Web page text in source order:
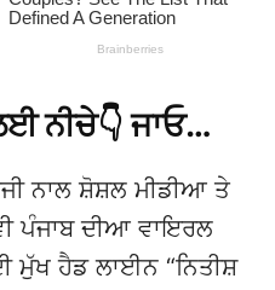
ਨੀਚੇ👇 ਜਾਓ…
ਨਾਲ ਸ਼ੋਸ਼ਲ ਮੀਡੀਆ ਤੇ
ਪੰਜਾਬ ਦੀਆ ਵਾਇਰਲ
ਮੁੱਖ ਹੈਡ ਲਾਈਨ “ਨਿਤੀਸ਼